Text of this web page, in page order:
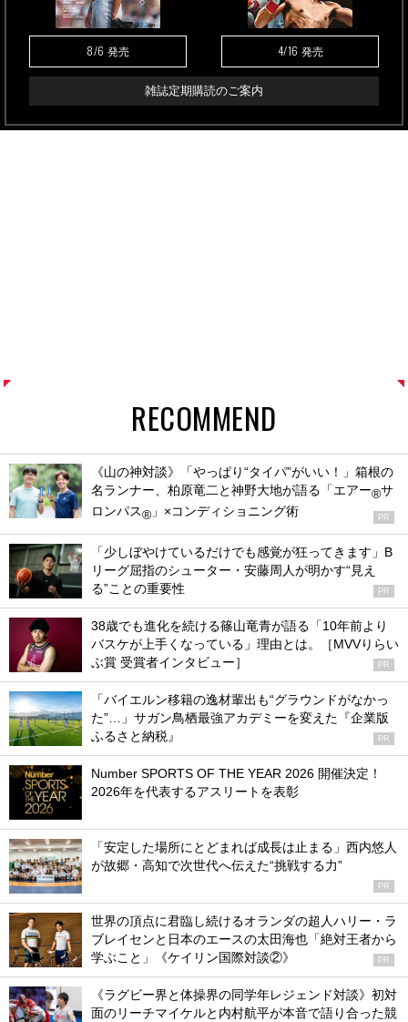
8/6 発売 4/16 発売
雑誌定期購読のご案内
RECOMMEND
《山の神対談》「やっぱり“タイパ”がいい！」箱根の
名ランナー、柏原竜二と神野大地が語る「エアー®サ
ロンパス® 」×コンディショニング術 PR
「少しぼやけているだけでも感覚が狂ってきます」B
リーグ屈指のシューター・安藤周人が明かす“見え
る”ことの重要性
PR
38歳でも進化を続ける篠山竜青が語る「10年前より
バスケが上手くなっている」理由とは。［MVVりらい
ぶ賞 受賞者インタビュー］
PR
「バイエルン移籍の逸材輩出も“グラウンドがなかっ
た”…」サガン鳥栖最強アカデミーを変えた『企業版
ふるさと納税』
PR
Number SPORTS OF THE YEAR 2026 開催決定！
2026年を代表するアスリートを表彰
「安定した場所にとどまれば成長は止まる」西内悠人
が故郷・高知で次世代へ伝えた“挑戦する力”
PR
世界の頂点に君臨し続けるオランダの超人ハリー・ラ
ブレイセンと日本のエースの太田海也「絶対王者から
学ぶこと」《ケイリン国際対談②》
PR
《ラグビー界と体操界の同学年レジェンド対談》初対
面のリーチマイケルと内村航平が本音で語り合った競